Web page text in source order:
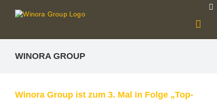
Inhalt
WINORA GROUP
Winora Group ist zum 3. Mal in Folge „Top-